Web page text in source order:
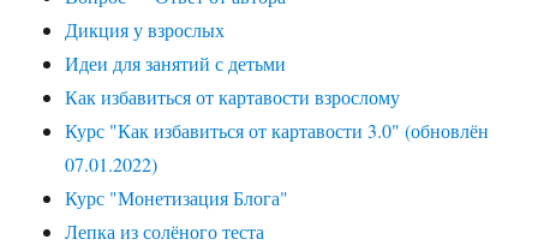
Дикция у взрослых
Идеи для занятий с детьми
Как избавиться от картавости взрослому
Курс "Как избавиться от картавости 3.0" (обновлён
07.01.2022)
Курс "Монетизация Блога"
Лепка из солёного теста